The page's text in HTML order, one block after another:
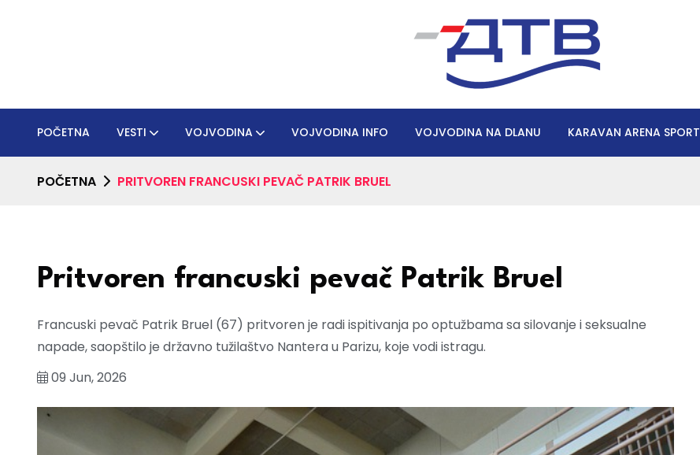
POČETNA VESTI VOJVODINA VOJVODINA INFO VOJVODINA NA DLANU KARAVAN ARENA SPORT
POČETNA PRITVOREN FRANCUSKI PEVAČ PATRIK BRUEL
Pritvoren francuski pevač Patrik Bruel
Francuski pevač Patrik Bruel (67) pritvoren je radi ispitivanja po optužbama sa silovanje i seksualne
napade, saopštilo je državno tužilaštvo Nantera u Parizu, koje vodi istragu.
09 Jun, 2026